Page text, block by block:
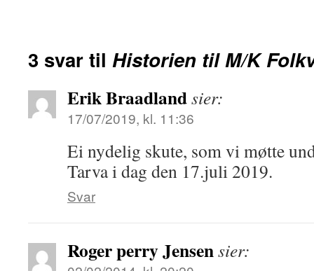
3 svar til Historien til M/K
Erik Braadlandsier:
17/07/2019, kl. 11:36
Ei nydelig skute, som vi møtte
Tarva i dag den 17.juli 2019.
Svar
Roger perry Jensensier: